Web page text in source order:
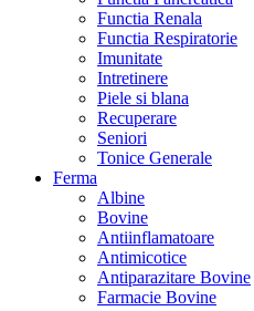
Functia Renala
Functia Respiratorie
Imunitate
Intretinere
Piele si blana
Recuperare
Seniori
Tonice Generale
Ferma
Albine
Bovine
Antiinflamatoare
Antimicotice
Antiparazitare Bovine
Farmacie Bovine